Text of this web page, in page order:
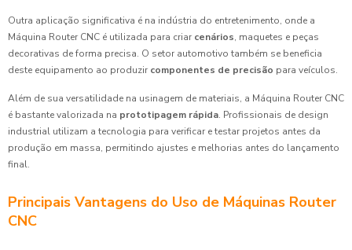
Outra aplicação significativa é na indústria do entretenimento, onde a
Máquina Router CNC é utilizada para criar cenários, maquetes e peças
decorativas de forma precisa. O setor automotivo também se beneficia
deste equipamento ao produzir componentes de precisão para veículos.
Além de sua versatilidade na usinagem de materiais, a Máquina Router CNC
é bastante valorizada na prototipagem rápida. Profissionais de design
industrial utilizam a tecnologia para verificar e testar projetos antes da
produção em massa, permitindo ajustes e melhorias antes do lançamento
final.
Principais Vantagens do Uso de Máquinas Router
CNC